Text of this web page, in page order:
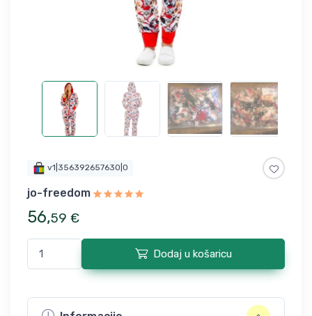
v1|356392657630|0
jo-freedom
56,59 €
Dodaj u košaricu